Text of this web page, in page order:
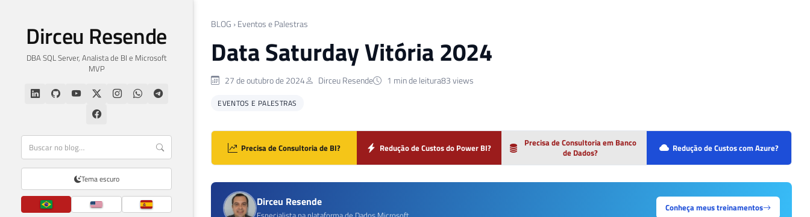
Dirceu Resende
DBA SQL Server, Analista de BI e Microsoft
MVP
Tema escuro
BLOG › Eventos e Palestras
Data Saturday Vitória 2024
27 de outubro de 2024 Dirceu Resende 1 min de leitura83 views
EVENTOS E PALESTRAS
Precisa de Consultoria de BI? Redução de Custos do Power BI?
Precisa de Consultoria em Banco
de Dados?
Redução de Custos com Azure?
Dirceu Resende Conheça meus treinamentos